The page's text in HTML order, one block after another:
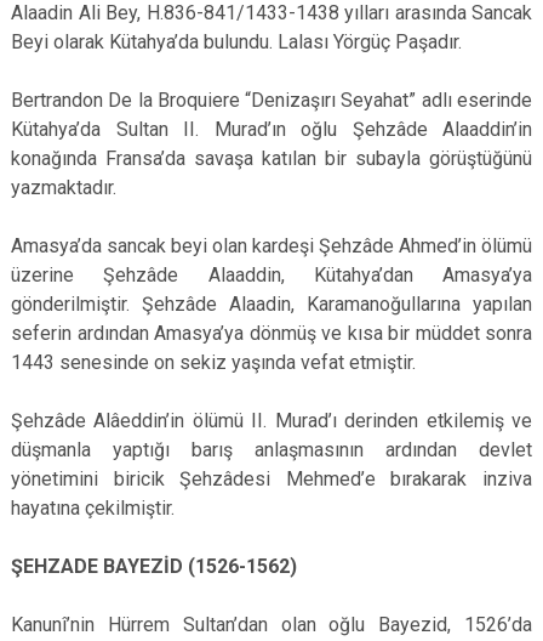
Alaadin Ali Bey, H.836-841/1433-1438 yılları arasında Sancak
Beyi olarak Kütahya’da bulundu. Lalası Yörgüç Paşadır.
Bertrandon De la Broquiere “Denizaşırı Seyahat” adlı eserinde
Kütahya’da Sultan II. Murad’ın oğlu Şehzâde Alaaddin’in
konağında Fransa’da savaşa katılan bir subayla görüştüğünü
yazmaktadır.
Amasya’da sancak beyi olan kardeşi Şehzâde Ahmed’in ölümü
üzerine Şehzâde Alaaddin, Kütahya’dan Amasya’ya
gönderilmiştir. Şehzâde Alaadin, Karamanoğullarına yapılan
seferin ardından Amasya’ya dönmüş ve kısa bir müddet sonra
1443 senesinde on sekiz yaşında vefat etmiştir.
Şehzâde Alâeddin’in ölümü II. Murad’ı derinden etkilemiş ve
düşmanla yaptığı barış anlaşmasının ardından devlet
yönetimini biricik Şehzâdesi Mehmed’e bırakarak inziva
hayatına çekilmiştir.
ŞEHZADE BAYEZİD (1526-1562)
Kanunî’nin Hürrem Sultan’dan olan oğlu Bayezid, 1526’da